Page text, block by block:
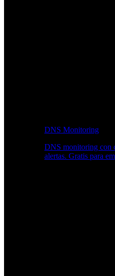
DNS Monitoring
DNS monitoring con
alertas. Gratis para